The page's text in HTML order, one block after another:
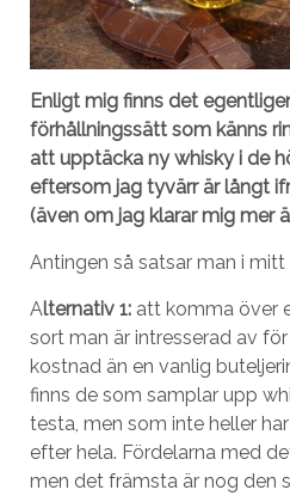
Enligt mig finns det
förhållningssätt som känns
att upptäcka ny whisky i de
eftersom jag tyvärr är långt
(även om jag klarar mig mer
Antingen så satsar man i mitt
Alternativ 1: att komma över
sort man är intresserad av
kostnad än en vanlig
finns de som samplar upp
testa, men som inte heller
efter hela. Fördelarna med
men det främsta är nog den